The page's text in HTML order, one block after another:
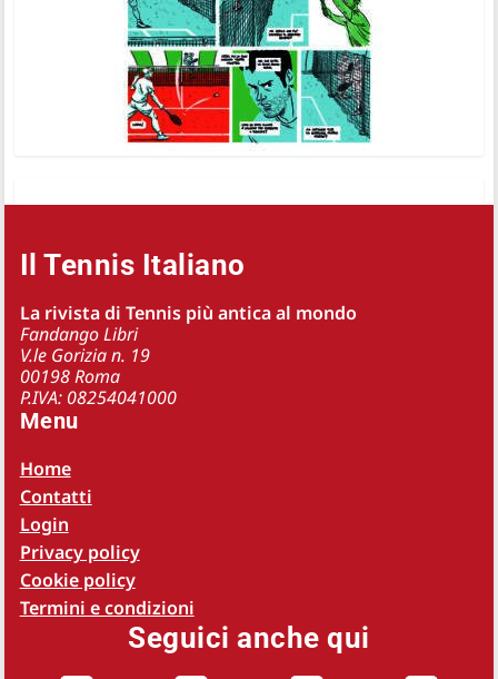
Il Tennis Italiano
La rivista di Tennis più antica al mondo
Fandango Libri
V.le Gorizia n. 19
00198 Roma
P.IVA: 08254041000
Menu
Home
Contatti
Login
Privacy policy
Cookie policy
Termini e condizioni
Seguici anche qui